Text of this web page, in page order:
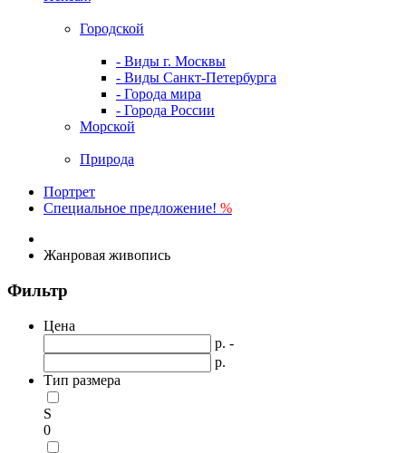
Городской
- Виды г. Москвы
- Виды Санкт-Петербурга
- Города мира
- Города России
Морской
Природа
Портрет
Специальное предложение! %
Жанровая живопись
Фильтр
Цена
р. -
р.
Тип размера
S
0